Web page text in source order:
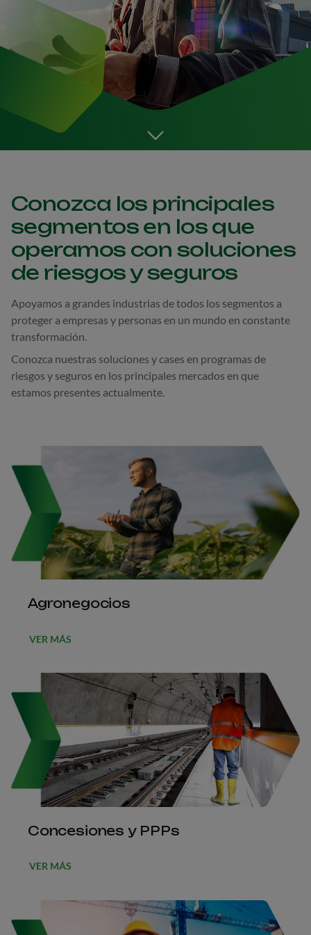
Go to the next section
Conozca los principales
segmentos en los que
operamos con soluciones
de riesgos y seguros
Apoyamos a grandes industrias de todos los segmentos a
proteger a empresas y personas en un mundo en constante
transformación.
Conozca nuestras soluciones y cases en programas de
riesgos y seguros en los principales mercados en que
estamos presentes actualmente.
Agronegocios
VER MÁS
Concesiones y PPPs
VER MÁS